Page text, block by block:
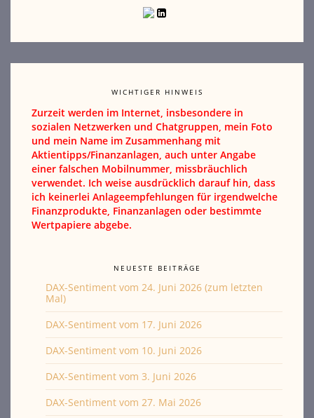
WICHTIGER HINWEIS
Zurzeit werden im Internet, insbesondere in
sozialen Netzwerken und Chatgruppen, mein Foto
und mein Name im Zusammenhang mit
Aktientipps/Finanzanlagen, auch unter Angabe
einer falschen Mobilnummer, missbräuchlich
verwendet. Ich weise ausdrücklich darauf hin, dass
ich keinerlei Anlageempfehlungen für irgendwelche
Finanzprodukte, Finanzanlagen oder bestimmte
Wertpapiere abgebe.
NEUESTE BEITRÄGE
DAX-Sentiment vom 24. Juni 2026 (zum letzten
Mal)
DAX-Sentiment vom 17. Juni 2026
DAX-Sentiment vom 10. Juni 2026
DAX-Sentiment vom 3. Juni 2026
DAX-Sentiment vom 27. Mai 2026